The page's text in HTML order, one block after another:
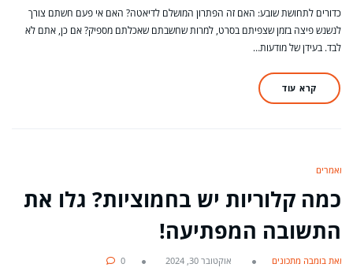
כדורים לתחושת שובע: האם זה הפתרון המושלם לדיאטה? האם אי פעם חשתם צורך
לנשנש פיצה בזמן שצפיתם בסרט, למרות שחשבתם שאכלתם מספיק? אם כן, אתם לא
לבד. בעידן של מודעות…
קרא עוד
מאמרים
כמה קלוריות יש בחמוציות? גלו את
התשובה המפתיעה!
מאת בומבה מתכונים אוקטובר 30, 2024 0